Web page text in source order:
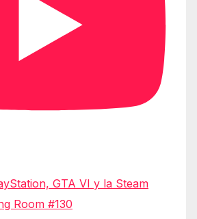
GTA VI y la Steam
Room #130